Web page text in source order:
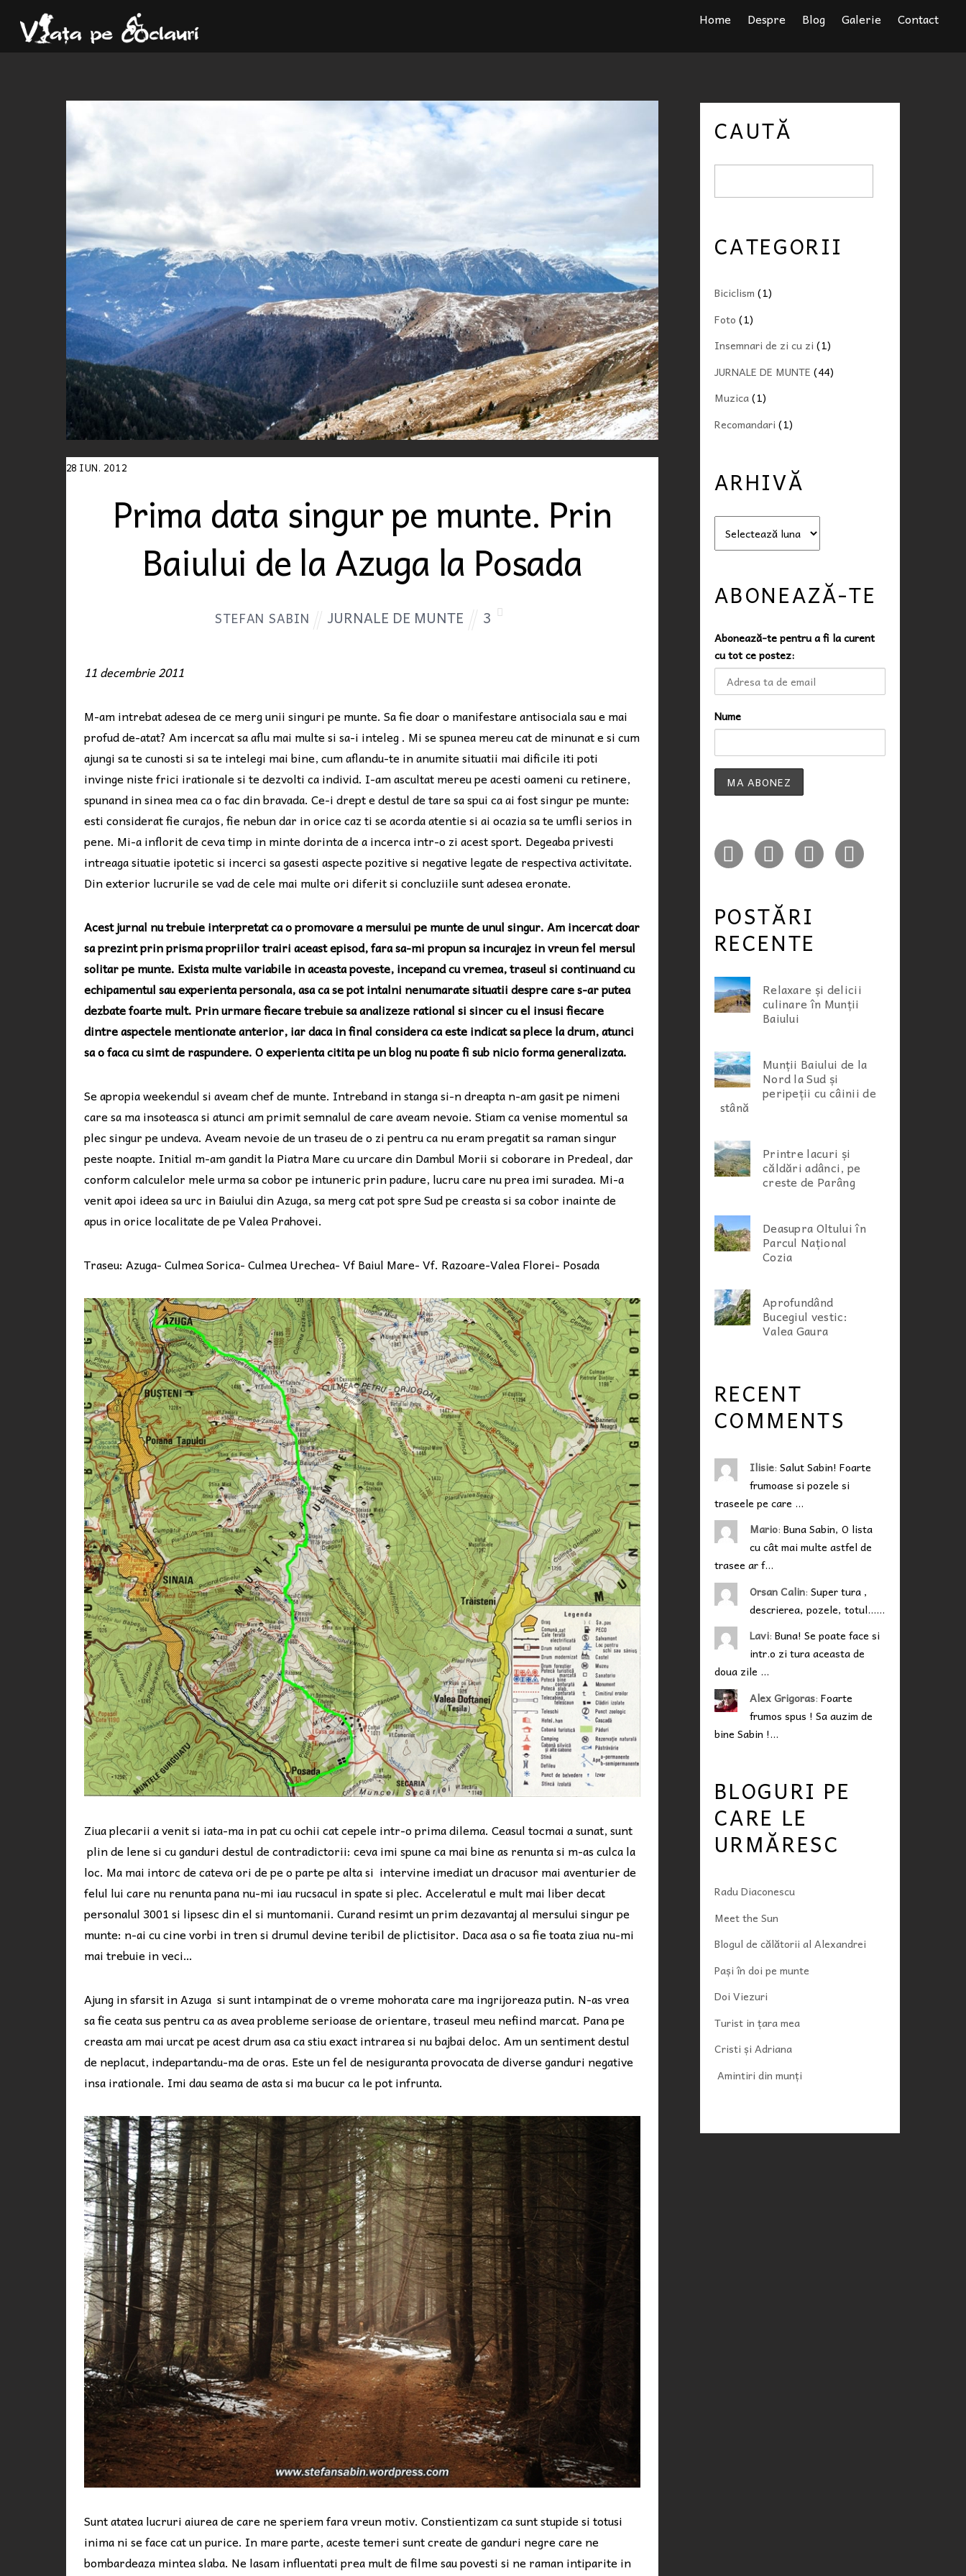
Home Despre Blog Galerie Contact
28 IUN. 2012
Prima data singur pe munte. Prin
Baiului de la Azuga la Posada
STEFAN SABIN JURNALE DE MUNTE 3
11 decembrie 2011
M-am intrebat adesea de ce merg unii singuri pe munte. Sa fie doar o manifestare antisociala sau e mai
profud de-atat? Am incercat sa aflu mai multe si sa-i inteleg . Mi se spunea mereu cat de minunat e si cum
ajungi sa te cunosti si sa te intelegi mai bine, cum aflandu-te in anumite situatii mai dificile iti poti
invinge niste frici irationale si te dezvolti ca individ. I-am ascultat mereu pe acesti oameni cu retinere,
spunand in sinea mea ca o fac din bravada. Ce-i drept e destul de tare sa spui ca ai fost singur pe munte:
esti considerat fie curajos, fie nebun dar in orice caz ti se acorda atentie si ai ocazia sa te umfli serios in
pene. Mi-a inflorit de ceva timp in minte dorinta de a incerca intr-o zi acest sport. Degeaba privesti
intreaga situatie ipotetic si incerci sa gasesti aspecte pozitive si negative legate de respectiva activitate.
Din exterior lucrurile se vad de cele mai multe ori diferit si concluziile sunt adesea eronate.
Acest jurnal nu trebuie interpretat ca o promovare a mersului pe munte de unul singur. Am incercat doar
sa prezint prin prisma propriilor trairi aceast episod, fara sa-mi propun sa incurajez in vreun fel mersul
solitar pe munte. Exista multe variabile in aceasta poveste, incepand cu vremea, traseul si continuand cu
echipamentul sau experienta personala, asa ca se pot intalni nenumarate situatii despre care s-ar putea
dezbate foarte mult. Prin urmare fiecare trebuie sa analizeze rational si sincer cu el insusi fiecare
dintre aspectele mentionate anterior, iar daca in final considera ca este indicat sa plece la drum, atunci
sa o faca cu simt de raspundere. O experienta citita pe un blog nu poate fi sub nicio forma generalizata.
Se apropia weekendul si aveam chef de munte. Intreband in stanga si-n dreapta n-am gasit pe nimeni
care sa ma insoteasca si atunci am primit semnalul de care aveam nevoie. Stiam ca venise momentul sa
plec singur pe undeva. Aveam nevoie de un traseu de o zi pentru ca nu eram pregatit sa raman singur
peste noapte. Initial m-am gandit la Piatra Mare cu urcare din Dambul Morii si coborare in Predeal, dar
conform calculelor mele urma sa cobor pe intuneric prin padure, lucru care nu prea imi suradea. Mi-a
venit apoi ideea sa urc in Baiului din Azuga, sa merg cat pot spre Sud pe creasta si sa cobor inainte de
apus in orice localitate de pe Valea Prahovei.
Traseu: Azuga- Culmea Sorica- Culmea Urechea- Vf Baiul Mare- Vf. Razoare-Valea Florei- Posada
Ziua plecarii a venit si iata-ma in pat cu ochii cat cepele intr-o prima dilema. Ceasul tocmai a sunat, sunt
plin de lene si cu ganduri destul de contradictorii: ceva imi spune ca mai bine as renunta si m-as culca la
loc. Ma mai intorc de cateva ori de pe o parte pe alta si intervine imediat un dracusor mai aventurier de
felul lui care nu renunta pana nu-mi iau rucsacul in spate si plec. Acceleratul e mult mai liber decat
personalul 3001 si lipsesc din el si muntomanii. Curand resimt un prim dezavantaj al mersului singur pe
munte: n-ai cu cine vorbi in tren si drumul devine teribil de plictisitor. Daca asa o sa fie toata ziua nu-mi
mai trebuie in veci…
Ajung in sfarsit in Azuga si sunt intampinat de o vreme mohorata care ma ingrijoreaza putin. N-as vrea
sa fie ceata sus pentru ca as avea probleme serioase de orientare, traseul meu nefiind marcat. Pana pe
creasta am mai urcat pe acest drum asa ca stiu exact intrarea si nu bajbai deloc. Am un sentiment destul
de neplacut, indepartandu-ma de oras. Este un fel de nesiguranta provocata de diverse ganduri negative
insa irationale. Imi dau seama de asta si ma bucur ca le pot infrunta.
Sunt atatea lucruri aiurea de care ne speriem fara vreun motiv. Constientizam ca sunt stupide si totusi
inima ni se face cat un purice. In mare parte, aceste temeri sunt create de ganduri negre care ne
bombardeaza mintea slaba. Ne lasam influentati prea mult de filme sau povesti si ne raman intiparite in
CAUTĂ
CATEGORII
Biciclism (1)
Foto (1)
Insemnari de zi cu zi (1)
JURNALE DE MUNTE (44)
Muzica(1)
Recomandari (1)
ARHIVĂ
v
ABONEAZĂ-TE
Abonează-te pentru a fi la curent
cu tot ce postez:
Nume
POSTĂRI
RECENTE
Relaxare și delicii
culinare în Munții
Baiului
Munții Baiului de la
Nord la Sud și
peripeții cu câinii de
stână
Printre lacuri și
căldări adânci, pe
creste de Parâng
Deasupra Oltului în
Parcul Național
Cozia
Aprofundând
Bucegiul vestic:
Valea Gaura
RECENT
COMMENTS
Ilisie: Salut Sabin! Foarte
frumoase si pozele si
traseele pe care …
Mario: Buna Sabin, O lista
cu cât mai multe astfel de
trasee ar f…
Orsan Calin: Super tura ,
descrierea, pozele, totul...…
Lavi: Buna! Se poate face si
intr.o zi tura aceasta de
doua zile …
Alex Grigoras: Foarte
frumos spus ! Sa auzim de
bine Sabin !…
BLOGURI PE
CARE LE
URMĂRESC
Radu Diaconescu
Meet the Sun
Blogul de călătorii al Alexandrei
Pași în doi pe munte
Doi Viezuri
Turist in țara mea
Cristi și Adriana
Amintiri din munți